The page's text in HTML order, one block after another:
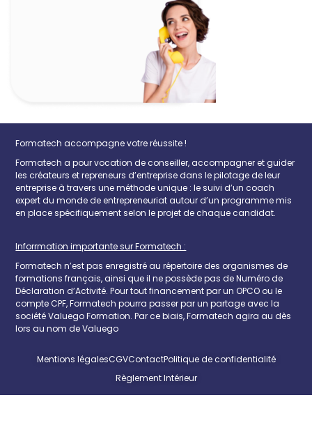
Formatech accompagne votre réussite !
Formatech a pour vocation de conseiller, accompagner et guider
les créateurs et repreneurs d’entreprise dans le pilotage de leur
entreprise à travers une méthode unique : le suivi d’un coach
expert du monde de entrepreneuriat autour d’un programme mis
en place spécifiquement selon le projet de chaque candidat.
Inforrmation importante sur Formatech :
Formatech n’est pas enregistré au répertoire des organismes de
formations français, ainsi que il ne possède pas de Numéro de
Déclaration d’Activité. Pour tout financement par un OPCO ou le
compte CPF, Formatech pourra passer par un partage avec la
société Valuego Formation. Par ce biais, Formatech agira au dès
lors au nom de Valuego
Mentions légalesCGVContactPolitique de confidentialité
Règlement Intérieur